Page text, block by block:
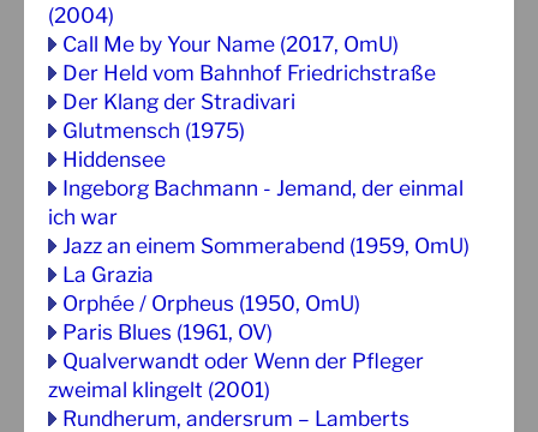
(2004)
Call Me by Your Name (2017, OmU)
Der Held vom Bahnhof Friedrichstraße
Der Klang der Stradivari
Glutmensch (1975)
Hiddensee
Ingeborg Bachmann - Jemand, der einmal
ich war
Jazz an einem Sommerabend (1959, OmU)
La Grazia
Orphée / Orpheus (1950, OmU)
Paris Blues (1961, OV)
Qualverwandt oder Wenn der Pfleger
zweimal klingelt (2001)
Rundherum, andersrum – Lamberts